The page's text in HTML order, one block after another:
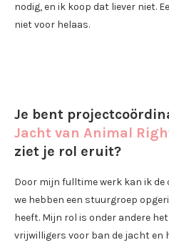
nodig, en ik koop dat liever niet.
niet voor helaas.
Je bent
Jacht van Animal
ziet je rol eruit?
Door mijn fulltime werk kan ik
we hebben een stuurgroep
heeft. Mijn rol is onder andere
vrijwilligers voor ban de jacht en